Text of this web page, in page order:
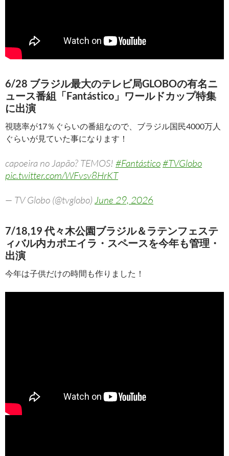
6/28 ブラジル最大のテレビ局GLOBOの有名ニ
ュース番組「Fantástico」ワールドカップ特集
に出演
視聴率が17％ぐらいの番組なので、ブラジル国民4000万人
ぐらいが見ていた事になります！
capoeira no Japão? TEMOS! #Fantástico#TVGlobo
pic.twitter.com/WFvsv8HrKT
— TV Globo (@tvglobo) June 29, 2026
7/18,19 代々木公園ブラジル＆ラテンフェステ
ィバル内カポエイラ・スペースを今年も管理・
出演
今年は子供だけの時間も作りました！